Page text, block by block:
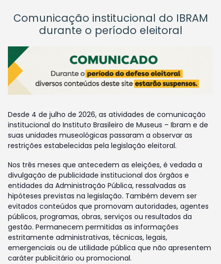
Comunicação institucional do IBRAM
durante o período eleitoral
Desde 4 de julho de 2026, as atividades de comunicação
institucional do Instituto Brasileiro de Museus – Ibram e de
suas unidades museológicas passaram a observar as
restrições estabelecidas pela legislação eleitoral.
Nos três meses que antecedem as eleições, é vedada a
divulgação de publicidade institucional dos órgãos e
entidades da Administração Pública, ressalvadas as
hipóteses previstas na legislação. Também devem ser
evitados conteúdos que promovam autoridades, agentes
públicos, programas, obras, serviços ou resultados da
gestão. Permanecem permitidas as informações
estritamente administrativas, técnicas, legais,
emergenciais ou de utilidade pública que não apresentem
caráter publicitário ou promocional.